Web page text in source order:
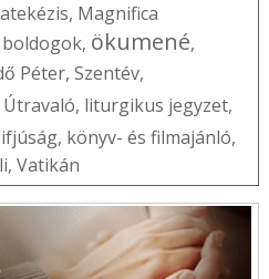
, Magnifica
, ökumené,
Péter, Szentév,
Útravaló, liturgikus jegyzet,
ifjúság, könyv- és filmajánló,
, Vatikán